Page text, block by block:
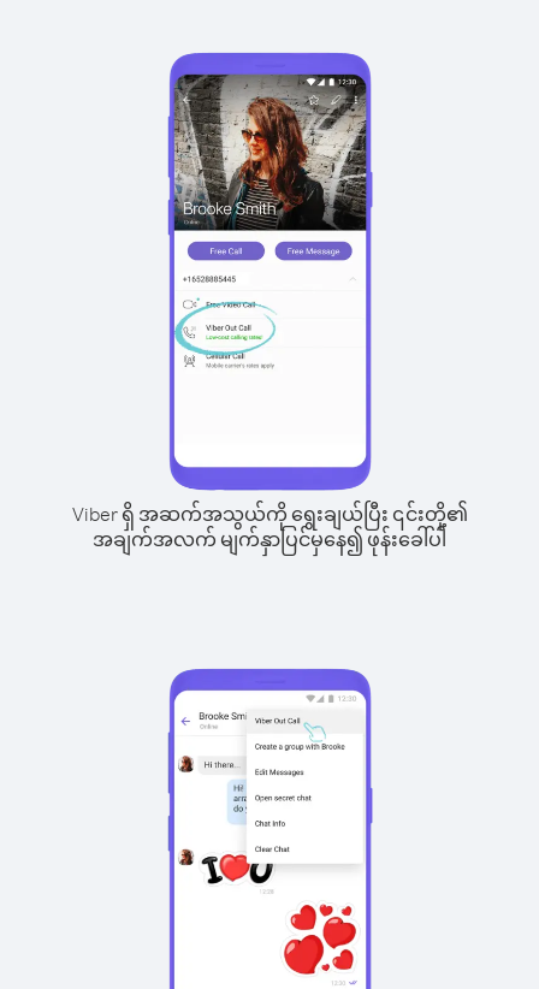
Viber ရှိ အဆက်အသွယ်ကို ရွေးချယ်ပြီး ၎င်းတို့၏
အချက်အလက် မျက်နှာပြင်မှနေ၍ ဖုန်းခေါ်ပါ